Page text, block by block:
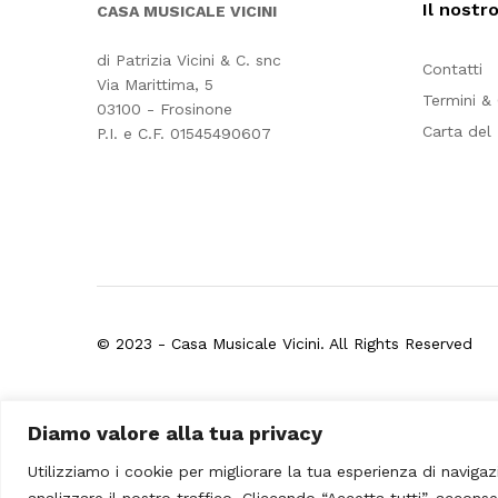
Diamo valore alla tua privacy
Utilizziamo i cookie per migliorare la tua esperienza di
CASA MUSICALE VICINI
di Patrizia Vicini & C. snc
Via Marittima, 5
03100 - Frosinone
P.I. e C.F. 01545490607
Il
Contatti
Termini &
Carta del
© 2023 - Casa Musicale Vicini. All Rights Reserved
da confrontare